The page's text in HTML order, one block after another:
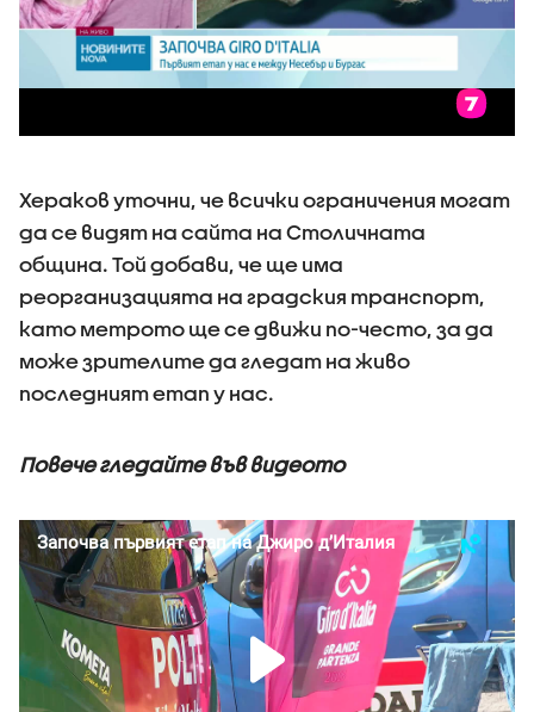
Хераков уточни, че всички ограничения могат
да се видят на сайта на Столичната
община. Той добави, че ще има
реорганизацията на градския транспорт,
като метрото ще се движи по-често, за да
може зрителите да гледат на живо
последният етап у нас.
Повече гледайте във видеото